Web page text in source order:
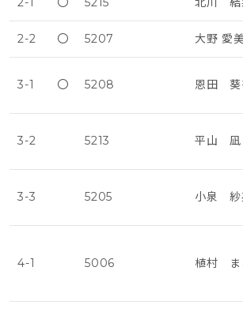
2-2 〇 5207 大野 愛
3-1 〇 5208 恩田 葵
3-2 5213 平山 凪
3-3 5205 小泉 紗
4-1 5006 植村 ま